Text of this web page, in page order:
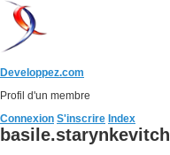
Developpez.com
Profil d'un membre
Connexion S'inscrire Index
basile.starynkevitch